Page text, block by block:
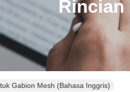
Rincian
Gabion Mesh (bahasa Inggris)